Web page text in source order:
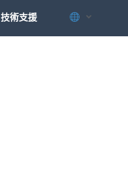
技術支援